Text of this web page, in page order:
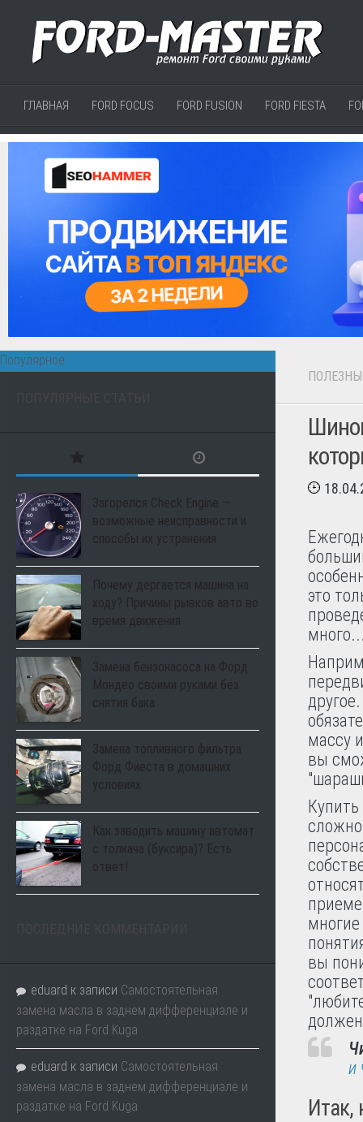
ГЛАВНАЯ FORD FOCUS FORD FUSION FORD FIESTA
это
массу
вы
вы
и
Популярное:
Загорелся Check Engine —
возможные неисправности и
способы их устранения
Почему дергается машина на
ходу? Причины рывков авто во
время движения
Замена бензонасоса на Форд
Мондео своими руками без
снятия бака
Замена топливного фильтра
Форд Фиеста в домашних
условиях
Как заводить машину автомат
с толкача (буксира)? Есть
ответ!
eduard к записи Самостоятельная
замена масла в заднем дифференциале и
раздатке на Ford Kuga
eduard к записи Самостоятельная
замена масла в заднем дифференциале и
раздатке на Ford Kuga